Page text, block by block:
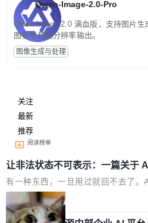
Qwen-Image-2.0-Pro
Qwen-Image-2.0 满血版，支持图片
图参考和高分辨率输出。
图像生成与处理
关注
最新
推荐
阅读榜单
让非法状态不可表示：一篇关于
的帖子在 Reddit 火了
有一种东西，一旦用过就回不去了。
eev 管它叫"软件设计的基石"。 他说
鲜——代数数据类型（ADT），尤其
局